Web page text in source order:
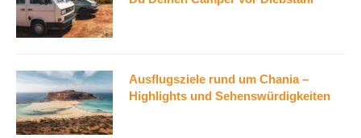
Ausflugsziele rund um Chania –
Highlights und Sehenswürdigkeiten